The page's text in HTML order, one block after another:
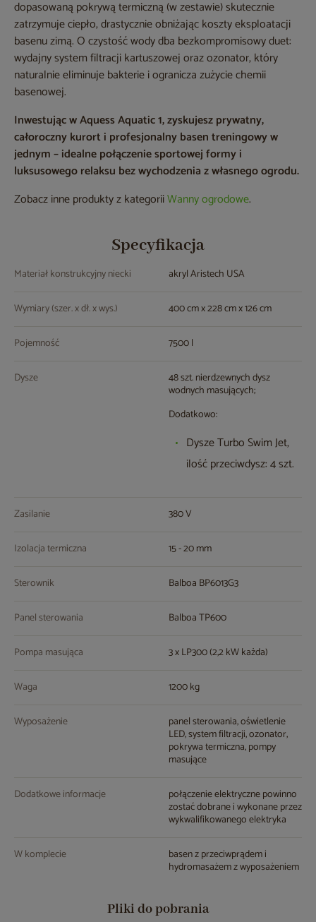
dopasowaną pokrywą termiczną (w zestawie) skutecznie
zatrzymuje ciepło, drastycznie obniżając koszty eksploatacji
basenu zimą. O czystość wody dba bezkompromisowy duet:
wydajny system filtracji kartuszowej oraz ozonator, który
naturalnie eliminuje bakterie i ogranicza zużycie chemii
basenowej.
Inwestując w Aquess Aquatic 1, zyskujesz prywatny,
całoroczny kurort i profesjonalny basen treningowy w
jednym – idealne połączenie sportowej formy i
luksusowego relaksu bez wychodzenia z własnego ogrodu.
Zobacz inne produkty z kategoriiWanny ogrodowe.
Specyfikacja
Materiał konstrukcyjny niecki akryl Aristech USA
Wymiary (szer. x dł. x wys.) 400 cm x 228 cm x 126 cm
Pojemność 7500 l
Dysze 48 szt. nierdzewnych dysz
wodnych masujących;
Dodatkowo:
Dysze Turbo Swim Jet,
ilość przeciwdysz: 4 szt.
Zasilanie 380 V
Izolacja termiczna 15 - 20 mm
Sterownik Balboa BP6013G3
Panel sterowania Balboa TP600
Pompa masująca 3 x LP300 (2,2 kW każda)
Waga 1200 kg
Wyposażenie panel sterowania, oświetlenie
LED, system filtracji, ozonator,
pokrywa termiczna, pompy
masujące
Dodatkowe informacje połączenie elektryczne powinno
zostać dobrane i wykonane przez
wykwalifikowanego elektryka
W komplecie basen z przeciwprądem i
hydromasażem z wyposażeniem
Pliki do pobrania